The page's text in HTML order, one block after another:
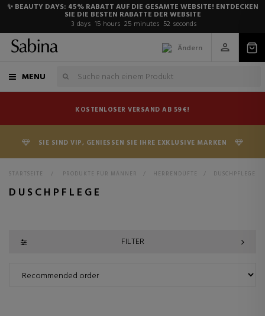
✨ BEAUTY DAYS: 45% RABATT AUF DIE GESAMTE WEBSITE! ENTDECKEN
SIE DIE BESTEN RABATTE DER WEBSITE
3 days 15 hours 25 minutes 51 seconds
Ändern
MENU
KOSTENLOSER VERSAND AB 59€!
SIE SIND VIP, GENIESSEN SIE IHRE EXKLUSIVE MARKEN
STARTSEITE > PRODUKTE FÜR MÄNNER > HERRENDÜFTE > DUSCHPFLEGE
DUSCHPFLEGE
FILTER